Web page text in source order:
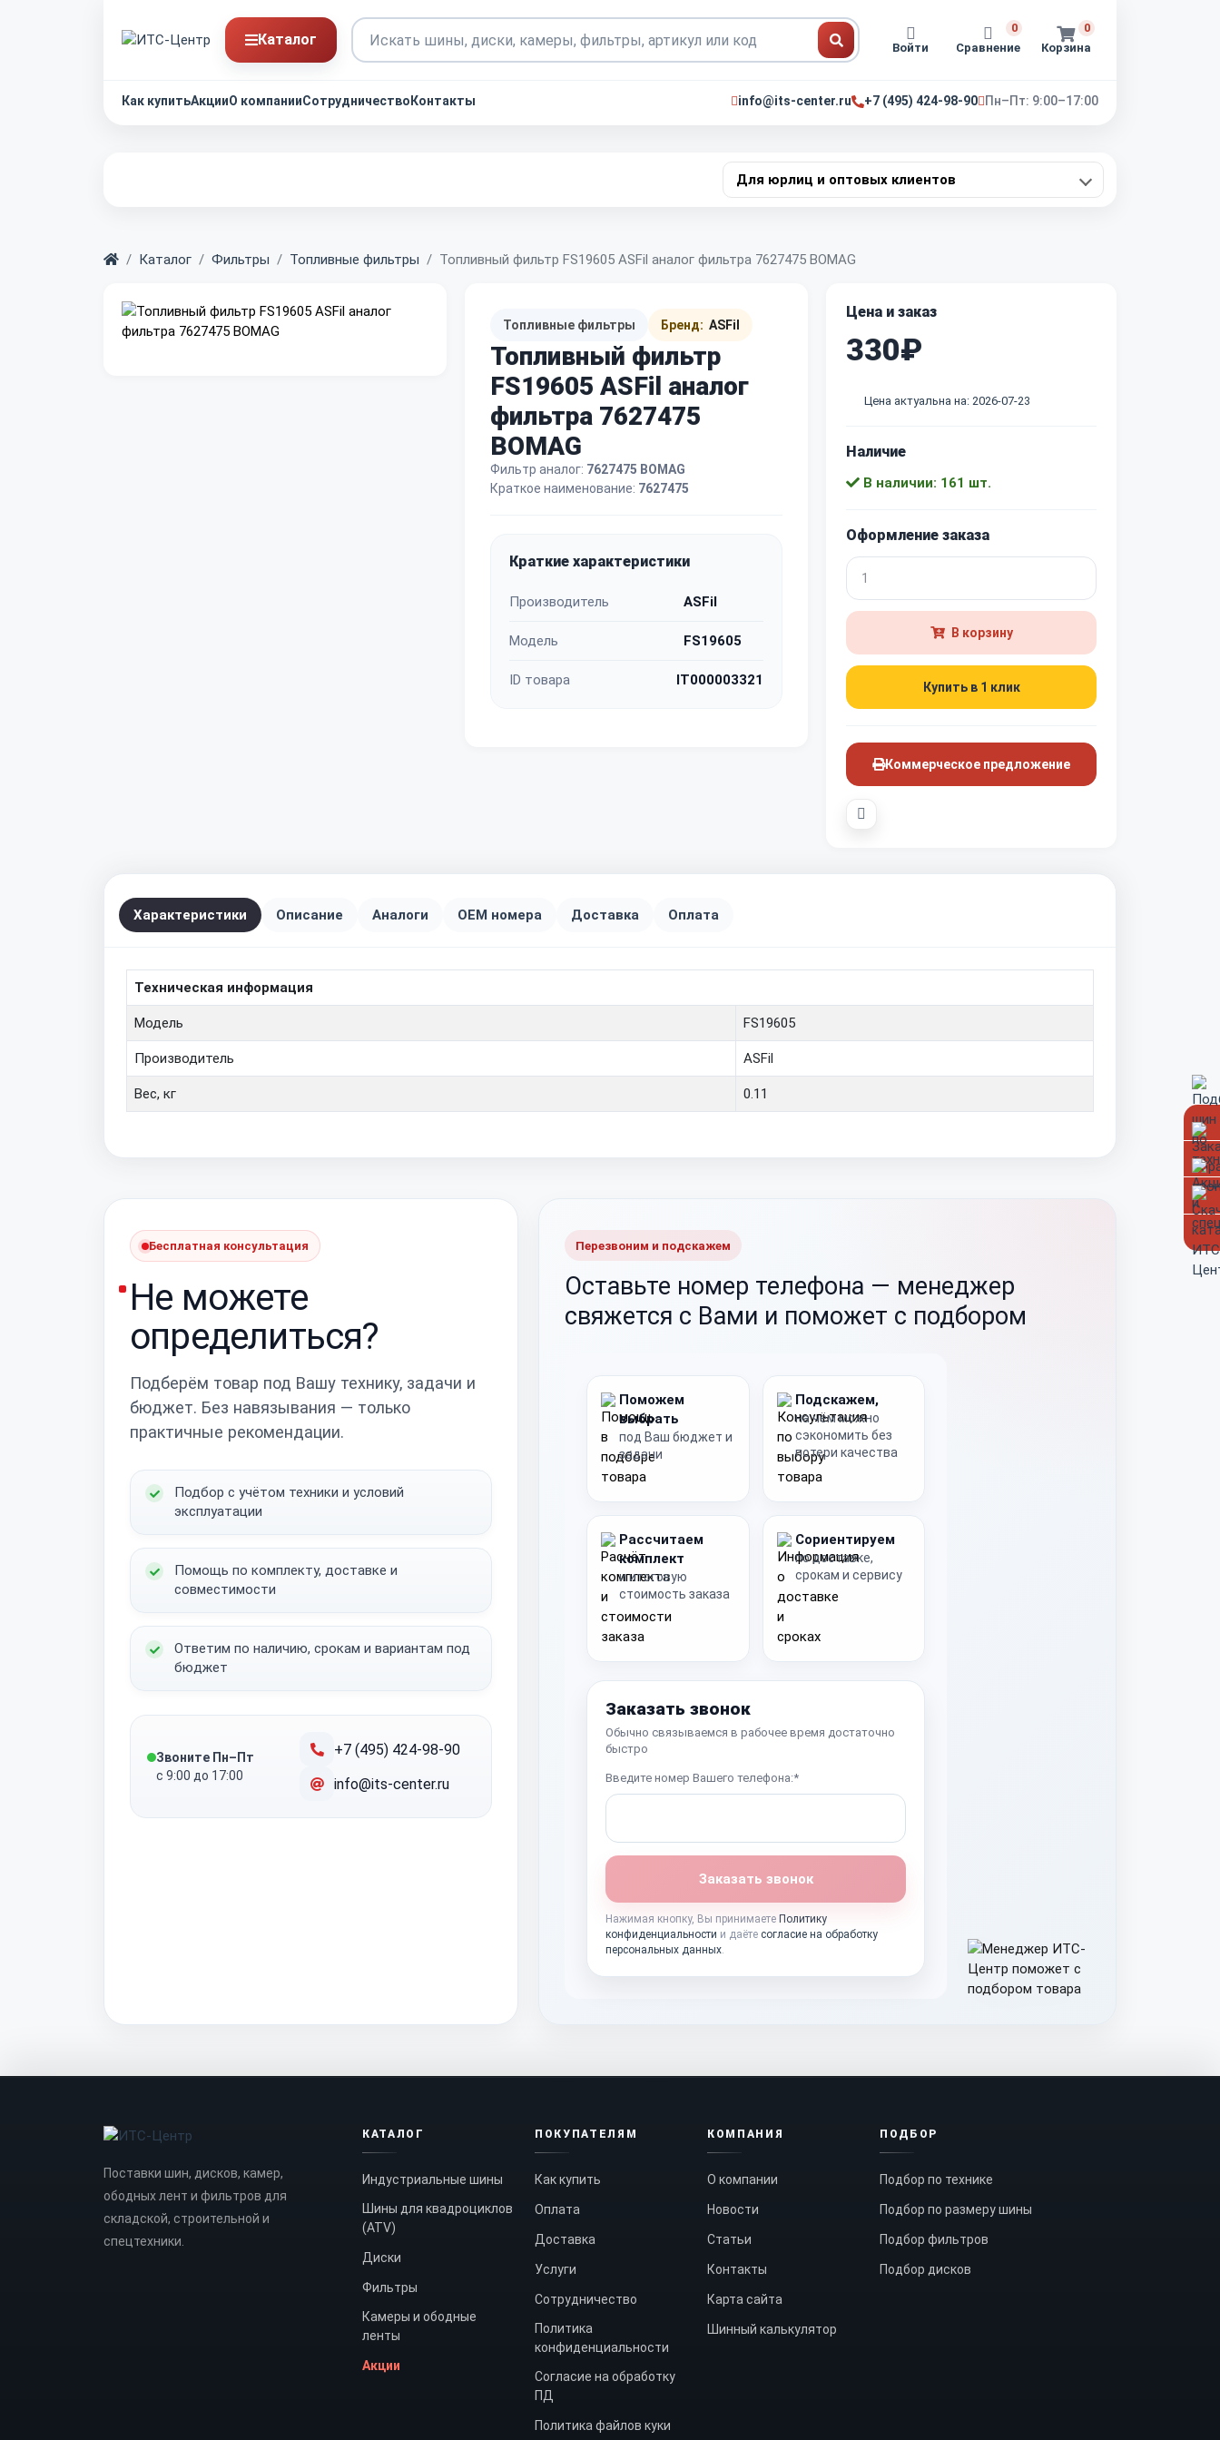
Каталог Войти Сравнение
0
Корзина
0
Как купитьАкцииО компанииСотрудничество Контакты info@its-center.ru +7 (495) 424-98-90 Пн–Пт: 9:00–17:00
Для юрлиц и оптовых клиентов
Главная
Каталог Фильтры Топливные фильтры Топливный фильтр FS19605 ASFil аналог фильтра 7627475 BOMAG
Топливные фильтры Бренд: ASFil
Топливный фильтр
FS19605 ASFil аналог
фильтра 7627475
BOMAG
Фильтр аналог: 7627475 BOMAG
Краткое наименование: 7627475
Краткие характеристики
Производитель ASFil
Модель FS19605
ID товара IT000003321
Цена и заказ
330₽
Цена актуальна на: 2026-07-23
Наличие
В наличии: 161 шт.
Оформление заказа
В корзину
Купить в 1 клик
Коммерческое предложение
Характеристики Описание Аналоги OEM номера Доставка Оплата
Техническая информация
Модель FS19605
Производитель ASFil
Вес, кг 0.11
Бесплатная консультация
Не можете
определиться?
Подберём товар под Вашу технику, задачи и
бюджет. Без навязывания — только
практичные рекомендации.
Подбор с учётом техники и условий
эксплуатации
Помощь по комплекту, доставке и
совместимости
Ответим по наличию, срокам и вариантам под
бюджет
Звоните Пн–Пт
с 9:00 до 17:00
+7 (495) 424-98-90
info@its-center.ru
Перезвоним и подскажем
Оставьте номер телефона — менеджер
свяжется с Вами и поможет с подбором
Поможем
выбрать
под Ваш бюджет и
задачи
Подскажем,
на чём можно
сэкономить без
потери качества
Рассчитаем
комплект
и итоговую
стоимость заказа
Сориентируем
по доставке,
срокам и сервису
Заказать звонок
Обычно связываемся в рабочее время достаточно
быстро
Введите номер Вашего телефона:*
Заказать звонок
Нажимая кнопку, Вы принимаете Политику
конфиденциальности и даёте согласие на обработку
персональных данных.
Поставки шин, дисков, камер,
ободных лент и фильтров для
складской, строительной и
спецтехники.
КАТАЛОГ
Индустриальные шины
Шины для квадроциклов
(ATV)
Диски
Фильтры
Камеры и ободные
ленты
Акции
ПОКУПАТЕЛЯМ
Как купить
Оплата
Доставка
Услуги
Сотрудничество
Политика
конфиденциальности
Согласие на обработку
ПД
Политика файлов куки
КОМПАНИЯ
О компании
Новости
Статьи
Контакты
Карта сайта
Шинный калькулятор
ПОДБОР
Подбор по технике
Подбор по размеру шины
Подбор фильтров
Подбор дисков